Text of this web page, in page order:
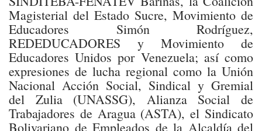
Magisterial del Estado Sucre, Movimiento de
Educadores Simón Rodríguez,
REDEDUCADORES y Movimiento de
Educadores Unidos por Venezuela; así como
expresiones de lucha regional como la Unión
Nacional Acción Social, Sindical y Gremial
del Zulia (UNASSG), Alianza Social de
Trabajadores de Aragua (ASTA), el Sindicato
Bolivariano de Empleados de la Alcaldía del